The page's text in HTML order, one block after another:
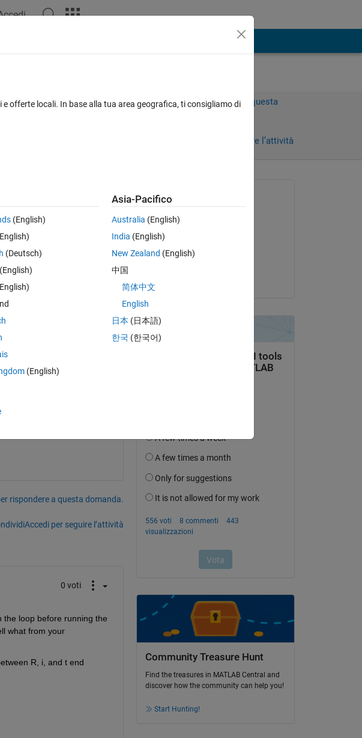
Accedi per rispondere a questa
Accedi per seguire l’attività
0 voti
problem.
the sample times is
by a variable called 'R',
way I tried to solve the
problem I face is that I
the used
step?
rispondere a questa domanda.
Accedi per seguire l’attività
0 voti
the loop before running the
what from your
R, i, and t end
Richiesto:
il 4 Ott 2017
Risposto:
Community Treasure Hunt
Find the treasures in MATLAB Central and
discover how the community can help you!
Start Hunting!
offerte locali. In base alla tua area geografica, ti consigliamo di
(English)
(Deutsch)
(English)
(English)
Asia-Pacifico
Australia (English)
India (English)
New Zealand (English)
中国
简体中文
English
日本 (日本語)
한국 (한국어)